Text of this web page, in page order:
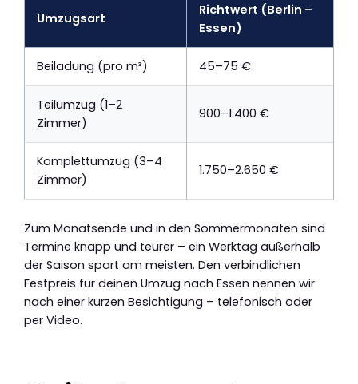
Umzugsart
Richtwert (Berlin –
Essen)
Beiladung (pro m³) 45–75 €
Teilumzug (1–2
Zimmer)
900–1.400 €
Komplettumzug (3–4
Zimmer)
1.750–2.650 €
Zum Monatsende und in den Sommermonaten sind
Termine knapp und teurer – ein Werktag außerhalb
der Saison spart am meisten. Den verbindlichen
Festpreis für deinen Umzug nach Essen nennen wir
nach einer kurzen Besichtigung – telefonisch oder
per Video.